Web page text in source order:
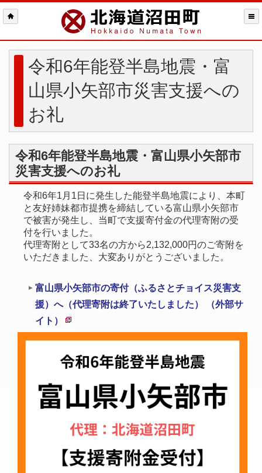
令和6年能登半島地震・富
山県小矢部市災害支援への
お礼
令和6年能登半島地震・富山県小矢部市
災害支援へのお礼
令和6年1月1日に発生した能登半島地震により、本町
と友好姉妹都市提携を締結している富山県小矢部市
で被害が発生し、当町で支援寄付金の代理寄附の受
付を行いました。
代理寄附として33名の方から2,132,000円のご寄附を
いただきました、大変ありがとうございました。
富山県小矢部市の寄付（ふるさとチョイス災害支
援）へ（代理寄附は終了いたしました） （外部サ
イト）
新
ペ
開
き
ま